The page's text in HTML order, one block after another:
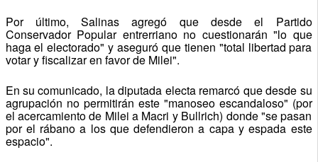
Por último, Salinas agregó que desde el Partido
Conservador Popular entrerriano no cuestionarán "lo que
haga el electorado" y aseguró que tienen "total libertad para
votar y fiscalizar en favor de Milei".
En su comunicado, la diputada electa remarcó que desde su
agrupación no permitirán este "manoseo escandaloso" (por
el acercamiento de Milei a Macri y Bullrich) donde "se pasan
por el rábano a los que defendieron a capa y espada este
espacio".